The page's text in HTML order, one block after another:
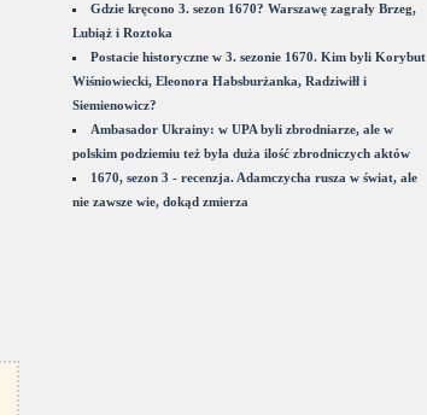
Gdzie kręcono 3. sezon 1670? Warszawę zagrały Brzeg,
Lubiąż i Roztoka
Postacie historyczne w 3. sezonie 1670. Kim byli Korybut
Wiśniowiecki, Eleonora Habsburżanka, Radziwiłł i
Siemienowicz?
Ambasador Ukrainy: w UPA byli zbrodniarze, ale w
polskim podziemiu też była duża ilość zbrodniczych aktów
1670, sezon 3 - recenzja. Adamczycha rusza w świat, ale
nie zawsze wie, dokąd zmierza